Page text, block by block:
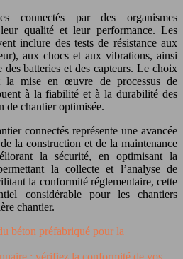
connectés par des organismes
qualité et leur performance. Les
inclure des tests de résistance aux
aux chocs et aux vibrations, ainsi
des batteries et des capteurs. Le choix
la mise en œuvre de processus de
à la fiabilité et à la durabilité des
de chantier optimisée.
connectés représente une avancée
la construction et de la maintenance
la sécurité, en optimisant la
la collecte et l’analyse de
la conformité réglementaire, cette
considérable pour les chantiers
chantier.
béton préfabriqué pour la
: vérifiez la conformité de vos